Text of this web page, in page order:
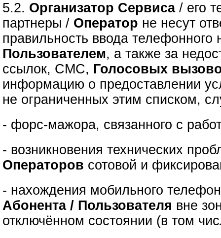
5.2. Организатор Сервиса/ его
партнеры / Оператор не несут
правильность ввода телефонного
Пользователем, а также за
ссылок, СМС, Голосовых
информацию о предоставлении
не ограниченных этим списком,
- форс-мажора, связанного с
- возникновения технических
Операторов сотовой и
- нахождения мобильного
Абонента / Пользователя вне
отключённом состоянии (в том